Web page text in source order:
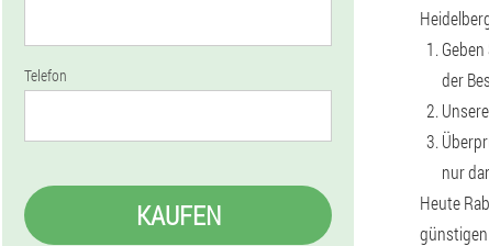
Telefon
KAUFEN
der
nur
Heute